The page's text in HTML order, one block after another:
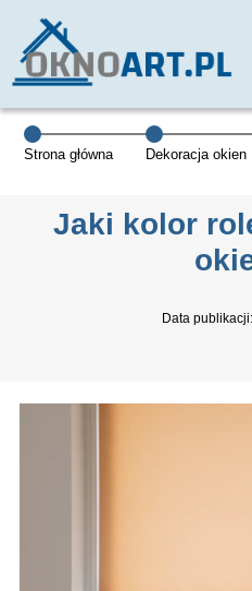
Strona główna Dekoracja okien
Jaki kolor
Data